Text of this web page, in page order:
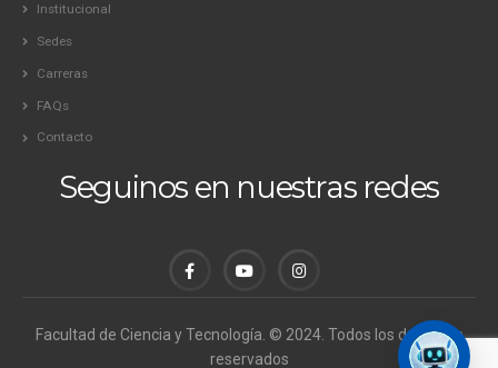
Institucional
Sedes
Carreras
FAQs
Contacto
Seguinos en nuestras redes
Facultad de Ciencia y Tecnología. © 2024. Todos los derechos
reservados